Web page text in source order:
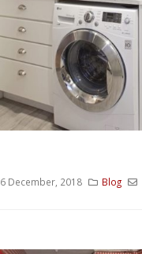
6 December, 2018 Blog